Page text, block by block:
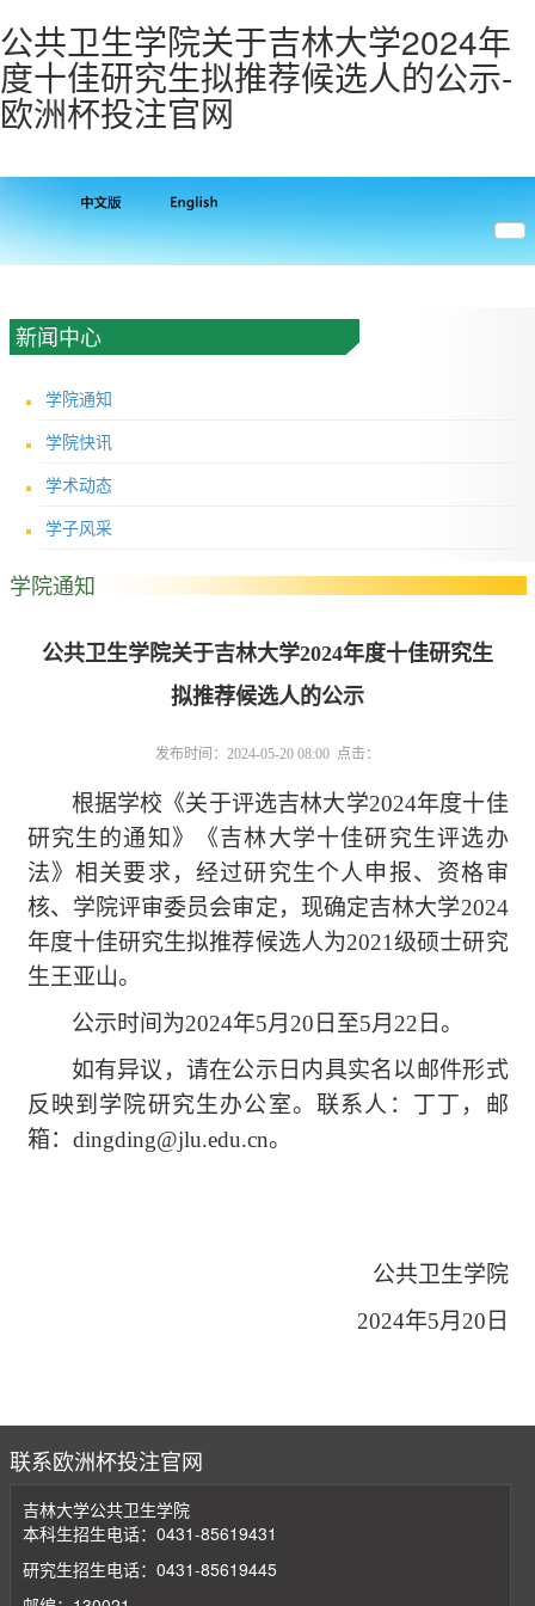
公共卫生学院关于吉林大学2024年
度十佳研究生拟推荐候选人的公示-
欧洲杯投注官网
新闻中心
学院通知
学院快讯
学术动态
学子风采
学院通知
公共卫生学院关于吉林大学2024年度十佳研究生
拟推荐候选人的公示
发布时间：2024-05-20 08:00 点击：
根据学校 《关于评选吉林大学2024年度十佳
研究生的通知》
《吉林大学十佳研究生评选办
法》相关要求，经过研究生个人申报、资格审
核、学院评审委员会审定，现确定吉林大学2024
年度十佳研究生拟推荐候选人为2021级硕士研究
生王亚山。
公示时间为2024年5月 20 日至5月 22 日。
如有异议，请在公示日内具实名以邮件形式
反映到学院研究生办公室。 联系人：丁丁，邮
箱： dingding@jlu.edu.cn。
公共卫生学院
2024年5月 20 日
联系欧洲杯投注官网
吉林大学公共卫生学院
本科生招生电话：0431-85619431
研究生招生电话：0431-85619445